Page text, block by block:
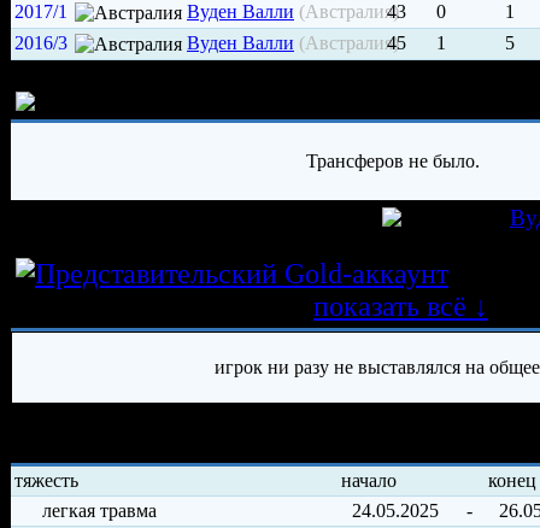
2017/1
Вуден Валли (Австралия)43 0
1
2016/3
Вуден Валли (Австралия)45 1 5
Трансферов не было.
показать всё ↓
игрок ни разу не выставлялся на
тяжесть начало
конец
легкая травма
24.05.2025 -